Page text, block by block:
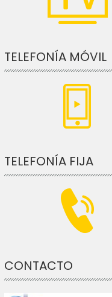
TELEFONÍA MÓVIL
TELEFONÍA FIJA
CONTACTO